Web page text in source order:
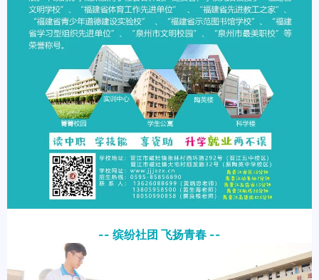
-- 缤纷社团 飞扬青春 --